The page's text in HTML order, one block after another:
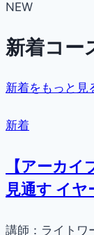
NEW
新着コー
新着をもっと
新着
【アーカ
見通す イ
講師：ライトワ